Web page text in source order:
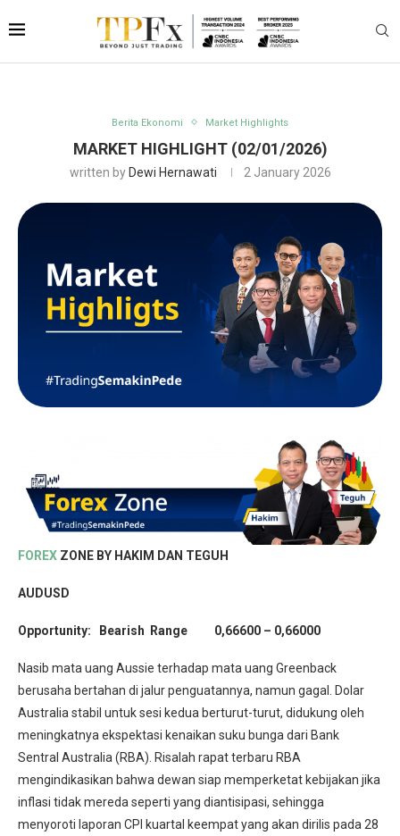
Berita Ekonomi Market Highlights
MARKET HIGHLIGHT (02/01/2026)
written by Dewi Hernawati 2 January 2026
FOREX ZONE BY HAKIM DAN TEGUH
AUDUSD
Opportunity: Bearish Range 0,66600 – 0,66000
Nasib mata uang Aussie terhadap mata uang Greenback
berusaha bertahan di jalur penguatannya, namun gagal. Dolar
Australia stabil untuk sesi kedua berturut-turut, didukung oleh
meningkatnya ekspektasi kenaikan suku bunga dari Bank
Sentral Australia (RBA). Risalah rapat terbaru RBA
mengindikasikan bahwa dewan siap memperketat kebijakan jika
inflasi tidak mereda seperti yang diantisipasi, sehingga
menyoroti laporan CPI kuartal keempat yang akan dirilis pada 28